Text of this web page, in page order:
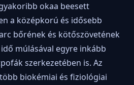
okaa beesett
a középkorú és idősebb
bőrének és kötőszövetének
múlásával egyre inkább
szerkezetében is. Az
biokémiai és fiziológiai